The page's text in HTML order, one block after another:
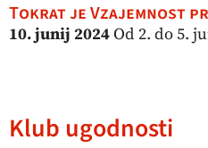
Tokrat je Vzajemnost
10. junij 2024Od 2. do 5.
Klub ugodnosti